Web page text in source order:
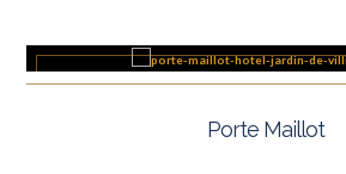
Porte Maillot